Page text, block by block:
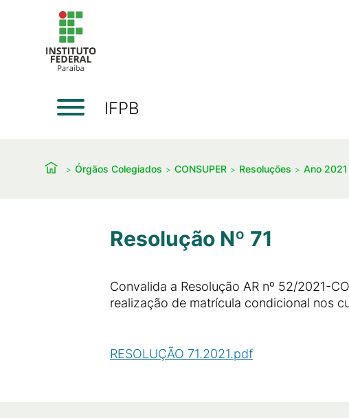
IFPB
Órgãos Colegiados CONSUPER Resoluções Ano 2021
Resolução Nº 71
Convalida a Resolução AR nº 52/2021-
realização de matrícula condicional nos
RESOLUÇÃO 71.2021.pdf